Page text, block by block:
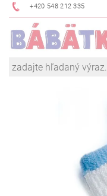
+420 548 212 335